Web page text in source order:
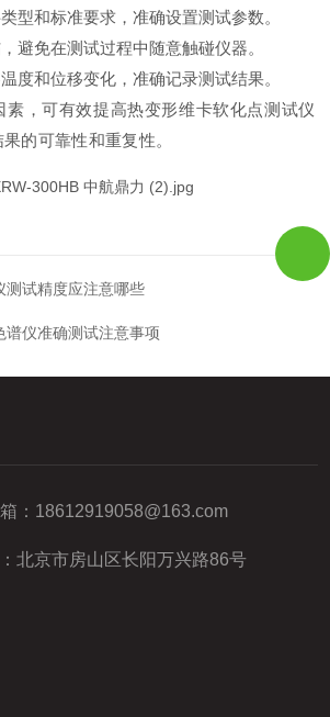
类型和标准要求，准确设置测试参数。
，避免在测试过程中随意触碰仪器。
温度和位移变化，准确记录测试结果。
素，可有效提高热变形维卡软化点测试仪
的可靠性和重复性。
测试精度应注意哪些
谱仪准确测试注意事项
： 18612919058@163.com
北京市房山区长阳万兴路86号